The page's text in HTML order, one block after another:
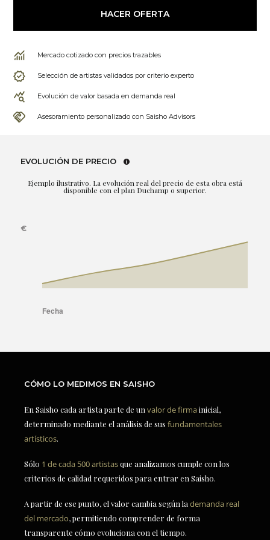
HACER OFERTA
Mercado cotizado con precios trazables
Selección de artistas validados por criterio experto
Evolución de valor basada en demanda real
Asesoramiento personalizado con Saisho Advisors
EVOLUCIÓN DE PRECIO
Ejemplo ilustrativo. La evolución real del precio de esta obra está
disponible con el plan Duchamp o superior.
CÓMO LO MEDIMOS EN SAISHO
En Saisho cada artista parte de un valor de firmainicial,
determinado mediante el análisis de sus fundamentales
artísticos.
Sólo 1 de cada 500 artistasque analizamos cumple con los
criterios de calidad requeridos para entrar en Saisho.
A partir de ese punto, el valor cambia según la demanda real
del mercado, permitiendo comprender de forma
transparente cómo evoluciona con el tiempo.